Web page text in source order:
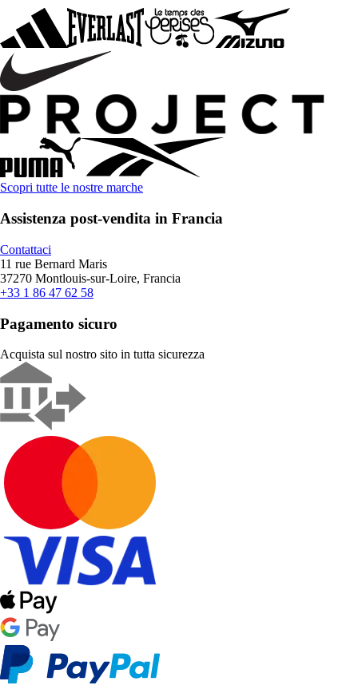
Scopri tutte le nostre marche
Assistenza post-vendita in Francia
Contattaci
11 rue Bernard Maris
37270 Montlouis-sur-Loire, Francia
+33 1 86 47 62 58
Pagamento sicuro
Acquista sul nostro sito in tutta sicurezza